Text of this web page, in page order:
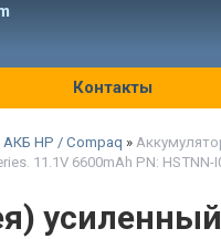
Контакты
HP / Compaq »
11.1V 6600mAh PN: HSTNN-